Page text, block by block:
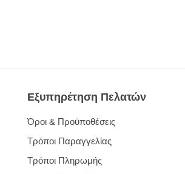
Εξυπηρέτηση Πελατών
Όροι & Προϋποθέσεις
Τρόποι Παραγγελίας
Τρόποι Πληρωμής